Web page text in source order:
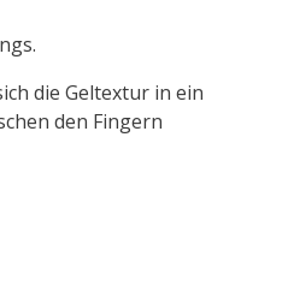
die Geltextur in ein
den Fingern